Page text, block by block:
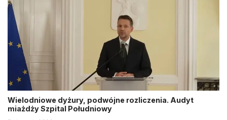
Wielodniowe dyżury, podwójne rozliczenia. Audyt
miażdży Szpital Południowy